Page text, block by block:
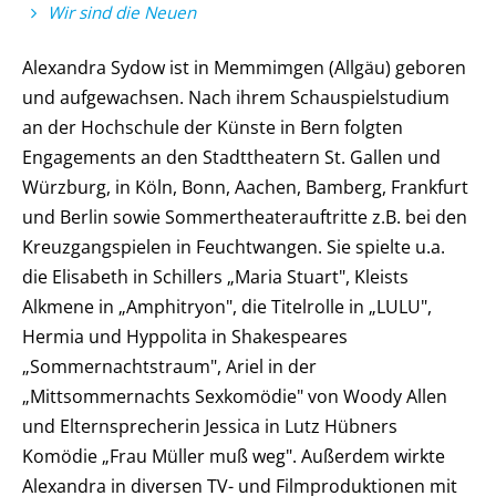
Wir sind die Neuen
Alexandra Sydow ist in Memmimgen (Allgäu) geboren
und aufgewachsen. Nach ihrem Schauspielstudium
an der Hochschule der Künste in Bern folgten
Engagements an den Stadttheatern St. Gallen und
Würzburg, in Köln, Bonn, Aachen, Bamberg, Frankfurt
und Berlin sowie Sommertheaterauftritte z.B. bei den
Kreuzgangspielen in Feuchtwangen. Sie spielte u.a.
die Elisabeth in Schillers „Maria Stuart", Kleists
Alkmene in „Amphitryon", die Titelrolle in „LULU",
Hermia und Hyppolita in Shakespeares
„Sommernachtstraum", Ariel in der
„Mittsommernachts Sexkomödie" von Woody Allen
und Elternsprecherin Jessica in Lutz Hübners
Komödie „Frau Müller muß weg". Außerdem wirkte
Alexandra in diversen TV- und Filmproduktionen mit